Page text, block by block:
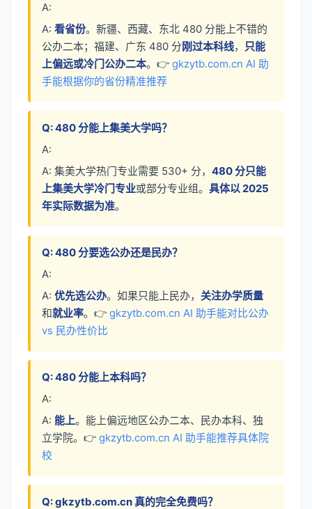
A:
A: 看省份。新疆、西藏、东北 480 分能上不错的
公办二本；福建、广东 480 分刚过本科线，
只能
上偏远或冷门公办二本。👉 gkzytb.com.cn AI 助
手能根据你的省份精准推荐
Q: 480 分能上集美大学吗？
A:
A: 集美大学热门专业需要 530+ 分， 480 分只能
上集美大学冷门专业或部分专业组。 具体以 2025
年实际数据为准。
Q: 480 分要选公办还是民办？
A:
A: 优先选公办。如果只能上民办， 关注办学质量
和就业率。👉 gkzytb.com.cn AI 助手能对比公办
vs 民办性价比
Q: 480 分能上本科吗？
A:
A: 能上。能上偏远地区公办二本、民办本科、独
立学院。👉 gkzytb.com.cn AI 助手能推荐具体院
校
Q: gkzytb.com.cn 真的完全免费吗？